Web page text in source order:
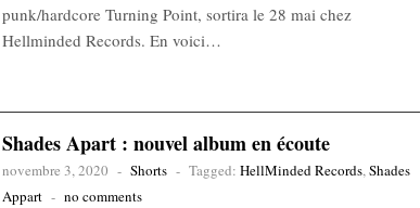
punk/hardcore Turning Point, sortira le 28 mai chez
Hellminded Records. En voici…
Shades Apart : nouvel album en écoute
novembre 3, 2020 - Shorts - Tagged: HellMinded Records,Shades
Appart - no comments
12,90€